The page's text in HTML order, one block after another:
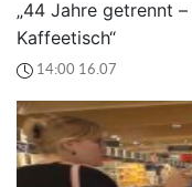
„44 Jahre getrennt
Kaffeetisch“
14:00 16.07